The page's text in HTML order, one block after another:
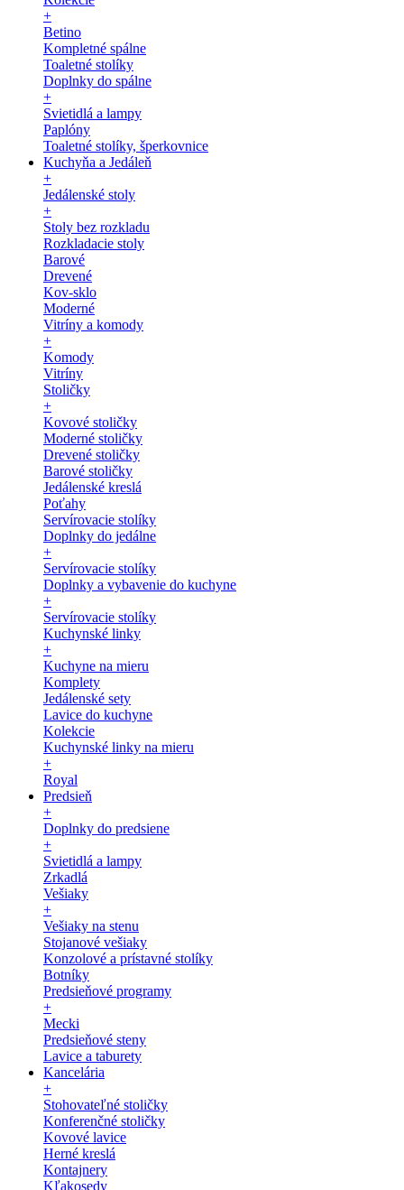
+
Betino
Kompletné spálne
Toaletné stolíky
Doplnky do spálne
+
Svietidlá a lampy
Paplóny
Toaletné stolíky, šperkovnice
Kuchyňa a Jedáleň
+
Jedálenské stoly
+
Stoly bez rozkladu
Rozkladacie stoly
Barové
Drevené
Kov-sklo
Moderné
Vitríny a komody
+
Komody
Vitríny
Stoličky
+
Kovové stoličky
Moderné stoličky
Drevené stoličky
Barové stoličky
Jedálenské kreslá
Poťahy
Servírovacie stolíky
Doplnky do jedálne
+
Servírovacie stolíky
Doplnky a vybavenie do kuchyne
+
Servírovacie stolíky
Kuchynské linky
+
Kuchyne na mieru
Komplety
Jedálenské sety
Lavice do kuchyne
Kolekcie
Kuchynské linky na mieru
+
Royal
Predsieň
+
Doplnky do predsiene
+
Svietidlá a lampy
Zrkadlá
Vešiaky
+
Vešiaky na stenu
Stojanové vešiaky
Konzolové a prístavné stolíky
Botníky
Predsieňové programy
+
Mecki
Predsieňové steny
Lavice a taburety
Kancelária
+
Stohovateľné stoličky
Konferenčné stoličky
Kovové lavice
Herné kreslá
Kontajnery
Kľakosedy